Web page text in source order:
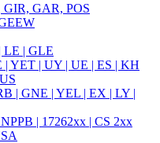
GAR, POS
LE | GLE
| YET | UY | UE | ES | KH
| GNE | YEL | EX | LY |
| 17262xx | CS 2xx